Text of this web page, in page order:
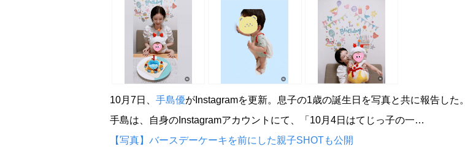
10月7日、 手島優がInstagramを更新。息子の1歳の誕生日を写真と共に報告した。
手島は、自身のInstagramアカウントにて、「10月4日はてじっ子の一…
【写真】バースデーケーキを前にした親子SHOTも公開